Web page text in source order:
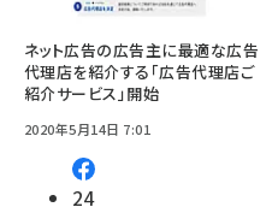
ネット広告の広告主に最適な広告
代理店を紹介する「広告代理店ご
紹介サービス」開始
2020年5月14日 7:01
24